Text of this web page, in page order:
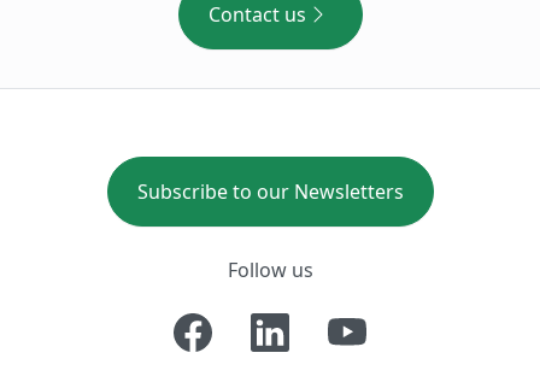
Contact us
Subscribe to our Newsletters
Follow us